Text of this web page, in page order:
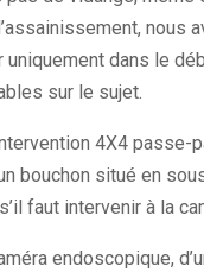
nous
dans le
sur le sujet.
4X4 passe-
bouchon situé en
faut intervenir à la
endoscopique,